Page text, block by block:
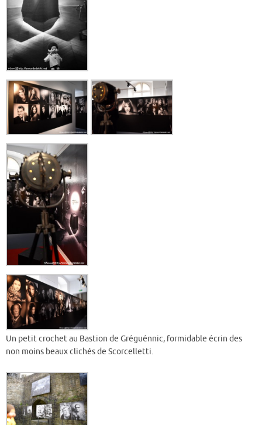
Un petit crochet au Bastion de Gréguénnic, formidable écrin des
non moins beaux clichés de Scorcelletti.